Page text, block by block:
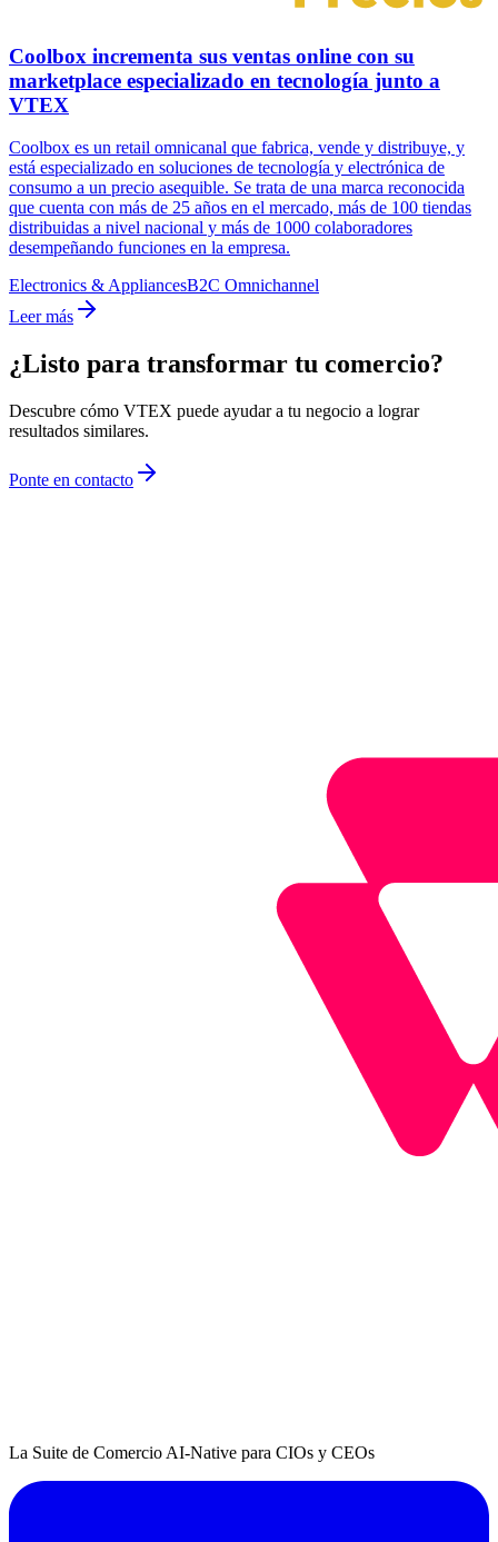
Coolbox incrementa sus ventas online con su
marketplace especializado en tecnología junto a
VTEX
Coolbox es un retail omnicanal que fabrica, vende y distribuye, y
está especializado en soluciones de tecnología y electrónica de
consumo a un precio asequible. Se trata de una marca reconocida
que cuenta con más de 25 años en el mercado, más de 100 tiendas
distribuidas a nivel nacional y más de 1000 colaboradores
desempeñando funciones en la empresa.
Electronics & AppliancesB2C Omnichannel
Leer más
¿Listo para transformar tu comercio?
Descubre cómo VTEX puede ayudar a tu negocio a lograr
resultados similares.
Ponte en contacto
La Suite de Comercio AI-Native para CIOs y CEOs